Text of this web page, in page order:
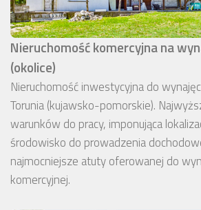
Nieruchomość komercyjna na
(okolice)
Nieruchomość inwestycyjna do
Torunia (kujawsko-pomorskie).
warunków do pracy, imponująca
środowisko do prowadzenia
najmocniejsze atuty oferowanej do
komercyjnej.